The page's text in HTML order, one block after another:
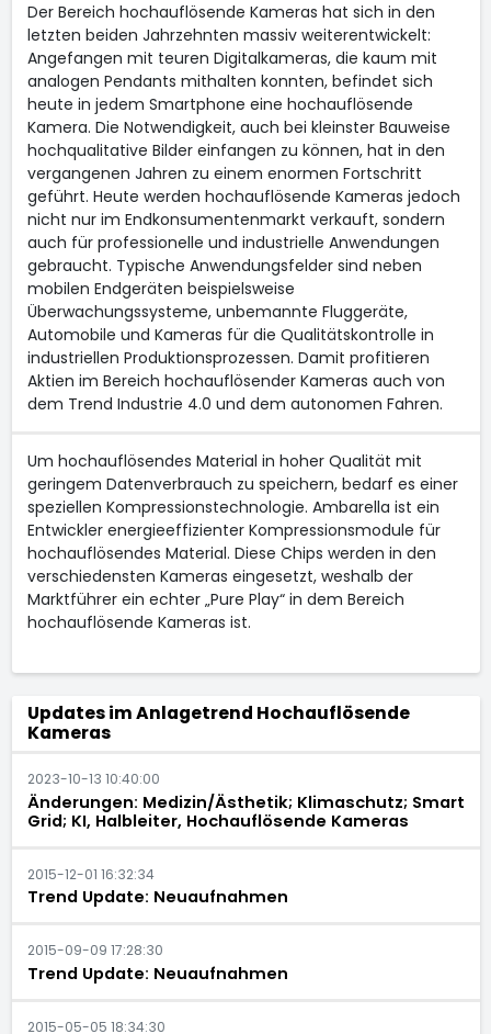
Der Bereich hochauflösende Kameras hat sich in den
letzten beiden Jahrzehnten massiv weiterentwickelt:
Angefangen mit teuren Digitalkameras, die kaum mit
analogen Pendants mithalten konnten, befindet sich
heute in jedem Smartphone eine hochauflösende
Kamera. Die Notwendigkeit, auch bei kleinster Bauweise
hochqualitative Bilder einfangen zu können, hat in den
vergangenen Jahren zu einem enormen Fortschritt
geführt. Heute werden hochauflösende Kameras jedoch
nicht nur im Endkonsumentenmarkt verkauft, sondern
auch für professionelle und industrielle Anwendungen
gebraucht. Typische Anwendungsfelder sind neben
mobilen Endgeräten beispielsweise
Überwachungssysteme, unbemannte Fluggeräte,
Automobile und Kameras für die Qualitätskontrolle in
industriellen Produktionsprozessen. Damit profitieren
Aktien im Bereich hochauflösender Kameras auch von
dem Trend Industrie 4.0 und dem autonomen Fahren.
Um hochauflösendes Material in hoher Qualität mit
geringem Datenverbrauch zu speichern, bedarf es einer
speziellen Kompressionstechnologie. Ambarella ist ein
Entwickler energieeffizienter Kompressionsmodule für
hochauflösendes Material. Diese Chips werden in den
verschiedensten Kameras eingesetzt, weshalb der
Marktführer ein echter „Pure Play“ in dem Bereich
hochauflösende Kameras ist.
Updates im Anlagetrend Hochauflösende
Kameras
2023-10-13 10:40:00
Änderungen: Medizin/Ästhetik; Klimaschutz; Smart
Grid; KI, Halbleiter, Hochauflösende Kameras
2015-12-01 16:32:34
Trend Update: Neuaufnahmen
2015-09-09 17:28:30
Trend Update: Neuaufnahmen
2015-05-05 18:34:30